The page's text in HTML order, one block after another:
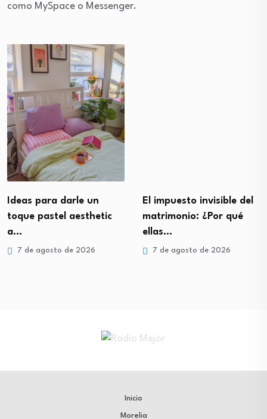
como MySpace o Messenger.
Ideas para darle un
toque pastel aesthetic
a…
7 de agosto de 2026
El impuesto invisible del
matrimonio: ¿Por qué
ellas…
7 de agosto de 2026
Inicio
Morelia